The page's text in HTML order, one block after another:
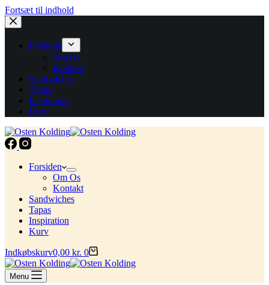
Fortsæt til indhold
Forsiden
Om Os
Kontakt
Sandwiches
Tapas
Inspiration
Kurv
Forsiden
Om Os
Kontakt
Sandwiches
Tapas
Inspiration
Kurv
Indkøbskurv0,00 kr. 0
Menu